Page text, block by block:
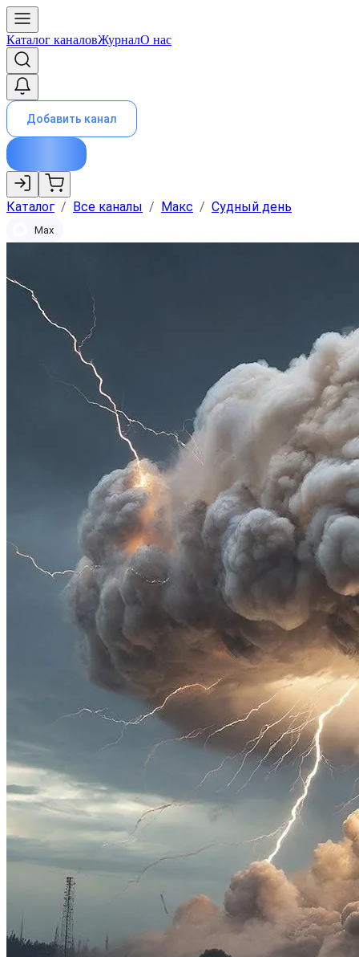
Каталог каналовЖурналО нас
Добавить канал
Каталог / Все каналы / Макс / Судный день
Max